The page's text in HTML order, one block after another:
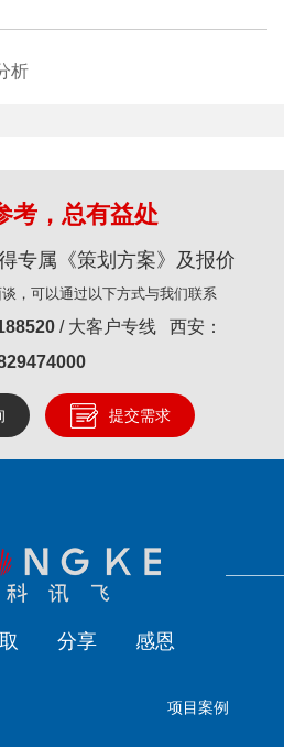
析
考，总有益处
专属《策划方案》及报价
，可以通过以下方式与我们联系
/ 大客户专线 西安：
提交需求
分享 感恩
项目案例